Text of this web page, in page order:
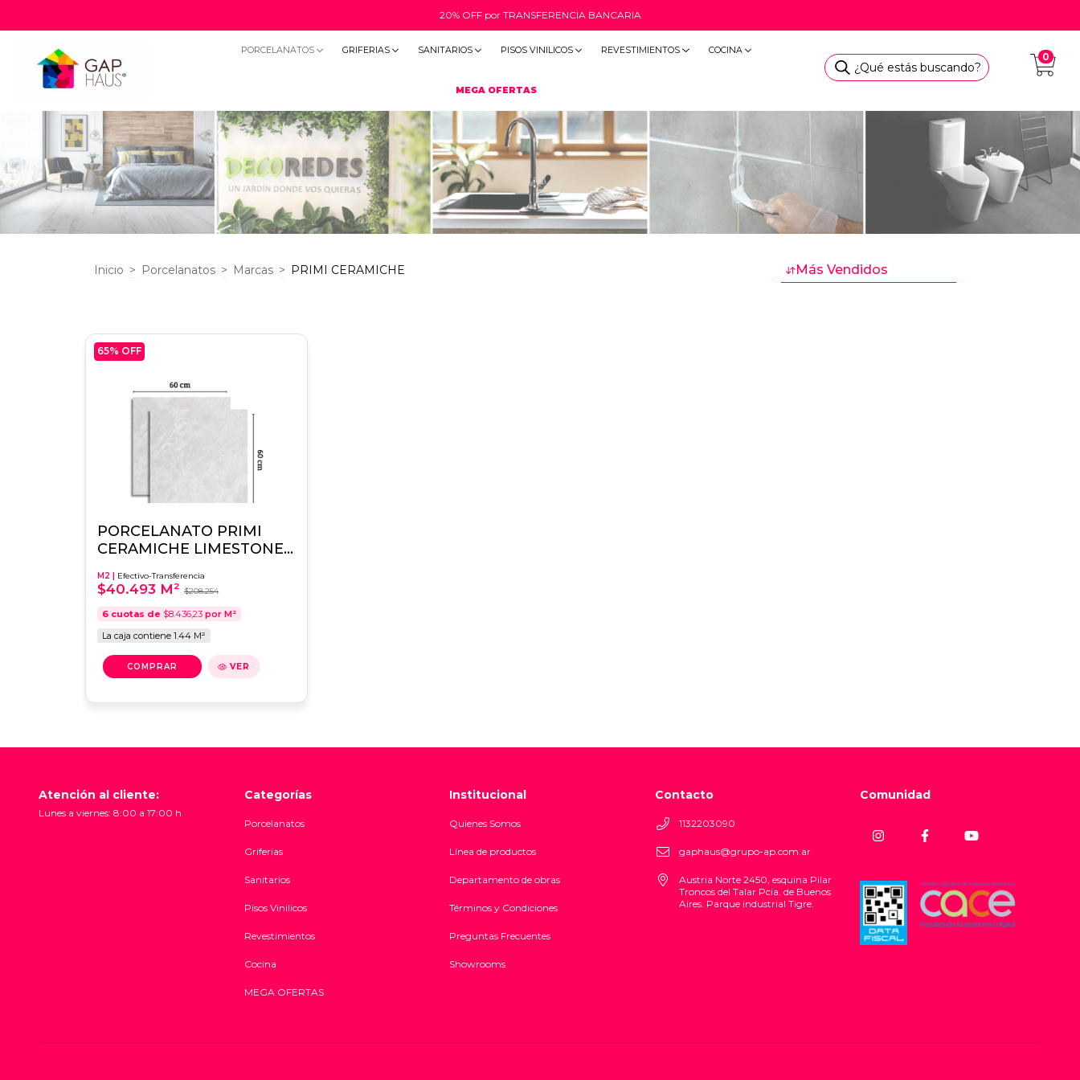
20% OFF por TRANSFERENCIA BANCARIA
PORCELANATOS GRIFERIAS SANITARIOS PISOS VINILICOS REVESTIMIENTOS COCINA
MEGA OFERTAS
¿Qué estás buscando?
0
Inicio > Porcelanatos > Marcas > PRIMI CERAMICHE
65% OFF
PORCELANATO PRIMI
CERAMICHE LIMESTONE
M2 | Efectivo-Transferencia
$40.493 M² $208.254
6 cuotas de $8.436,23 por M²
La caja contiene 1.44 M²
VER
Atención al cliente:
Lunes a viernes: 8:00 a 17:00 h
Categorías
Porcelanatos
Griferias
Sanitarios
Pisos Vinilicos
Revestimientos
Cocina
MEGA OFERTAS
Institucional
Quienes Somos
Línea de productos
Departamento de obras
Términos y Condiciones
Preguntas Frecuentes
Showrooms
Contacto
1132203090
gaphaus@grupo-ap.com.ar
Austria Norte 2450, esquina Pilar
Troncos del Talar Pcia. de Buenos
Aires. Parque industrial Tigre.
Comunidad